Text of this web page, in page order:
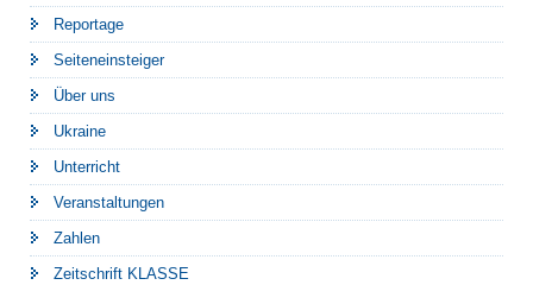
Reportage
Seiteneinsteiger
Über uns
Ukraine
Unterricht
Veranstaltungen
Zahlen
Zeitschrift KLASSE